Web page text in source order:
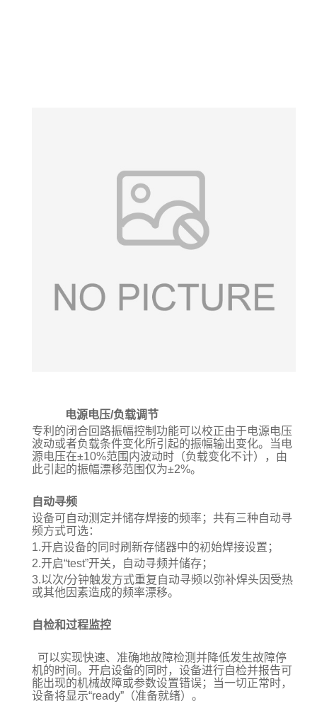
电源电压/负载调节
专利的闭合回路振幅控制功能可以校正由于电源电压
波动或者负载条件变化所引起的振幅输出变化。当电
源电压在±10%范围内波动时（负载变化不计），由
此引起的振幅漂移范围仅为±2%。
自动寻频
设备可自动测定并储存焊接的频率；共有三种自动寻
频方式可选：
1.开启设备的同时刷新存储器中的初始焊接设置；
2.开启“test”开关，自动寻频并储存；
3.以次/分钟触发方式重复自动寻频以弥补焊头因受热
或其他因素造成的频率漂移。
自检和过程监控
可以实现快速、准确地故障检测并降低发生故障停
机的时间。开启设备的同时，设备进行自检并报告可
能出现的机械故障或参数设置错误；当一切正常时，
设备将显示“ready” （准备就绪）。